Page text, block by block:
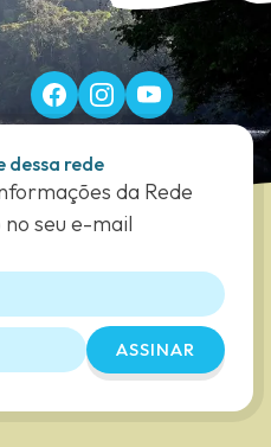
dessa rede
da Rede
seu e-mail
ASSINAR